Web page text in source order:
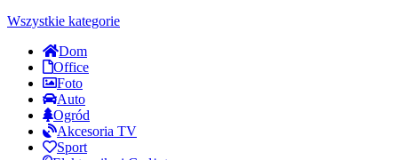
Wszystkie kategorie
Dom
Office
Foto
Auto
Ogród
Akcesoria TV
Sport